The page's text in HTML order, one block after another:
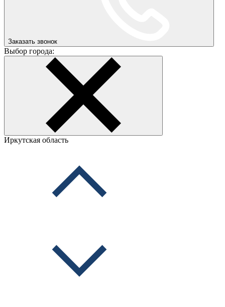
Заказать звонок
Выбор города:
Иркутская область